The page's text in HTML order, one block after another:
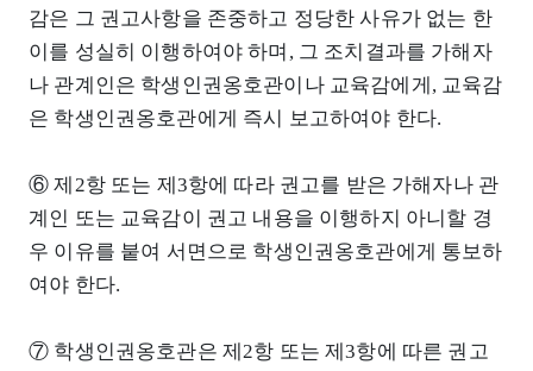
감은 그 권고사항을 존중하고 정당한 사유가 없는 한
이를 성실히 이행하여야 하며, 그 조치결과를 가해자
나 관계인은 학생인권옹호관이나 교육감에게, 교육감
은 학생인권옹호관에게 즉시 보고하여야 한다.
⑥ 제2항 또는 제3항에 따라 권고를 받은 가해자나 관
계인 또는 교육감이 권고 내용을 이행하지 아니할 경
우 이유를 붙여 서면으로 학생인권옹호관에게 통보하
여야 한다.
⑦ 학생인권옹호관은 제2항 또는 제3항에 따른 권고